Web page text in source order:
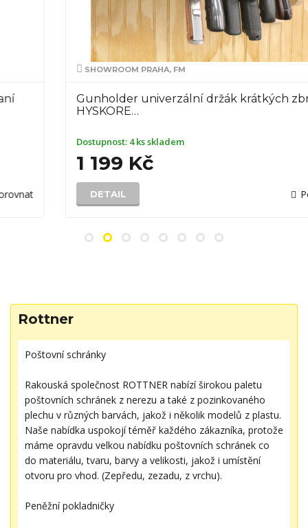
SHOWROOM PRAHA, FM
Gunholder univerzální držák krátkých zbraní
HYSKORE…
4 ks skladem
1 199 Kč
Rottner
Poštovní schránky
Rakouská společnost ROTTNER nabízí širokou paletu
poštovních schránek z nerezu a také z pozinkovaného
plechu v různých barvách, jakož i několik modelů z plastu.
Naše nabídka uspokojí téměř každého zákazníka, protože
máme opravdu velkou nabídku poštovních schránek co
do materiálu, tvaru, barvy a velikosti, jakož i umístění
otvoru pro vhod. (Zepředu, zezadu, z vrchu).
Peněžní pokladničky